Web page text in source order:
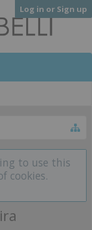
Log in or Sign up
to use this
cookies.